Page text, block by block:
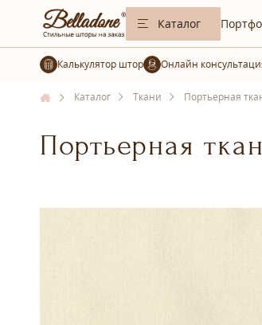
Каталог
Калькулятор штор
Каталог Ткани Портьерная
Портьерная